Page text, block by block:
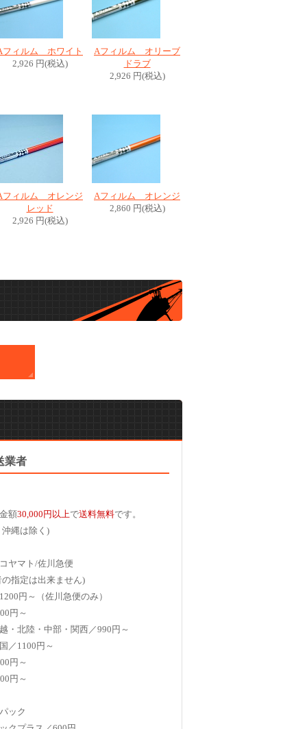
フィルム ホワイト
2,926 円(税込)
Aフィルム オリーブ
ドラブ
2,926 円(税込)
フィルム オレンジ
レッド
2,926 円(税込)
Aフィルム オレンジ
2,860 円(税込)
業者
額30,000円以上で送料無料です。
縄は除く)
ヤマト/佐川急便
指定は出来ません)
円～（佐川急便のみ）
円～
・北陸・中部・関西／990円～
／1100円～
円～
円～
ック